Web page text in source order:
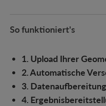
So funktioniert's
1. Upload Ihrer
2. Automatische
3. Datenaufbereitung
4.